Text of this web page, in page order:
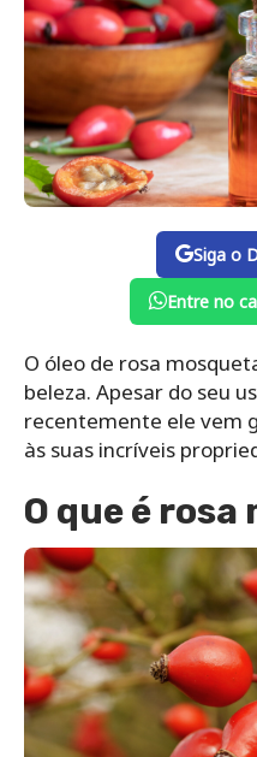
Siga o
Entre no
O óleo de rosa
beleza. Apesar do seu
recentemente ele vem
às suas incríveis
O que é